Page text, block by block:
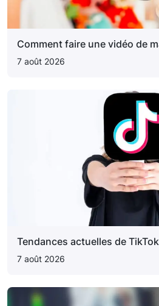
Comment faire une vidéo de
7 août 2026
Tendances actuelles de TikTok
7 août 2026